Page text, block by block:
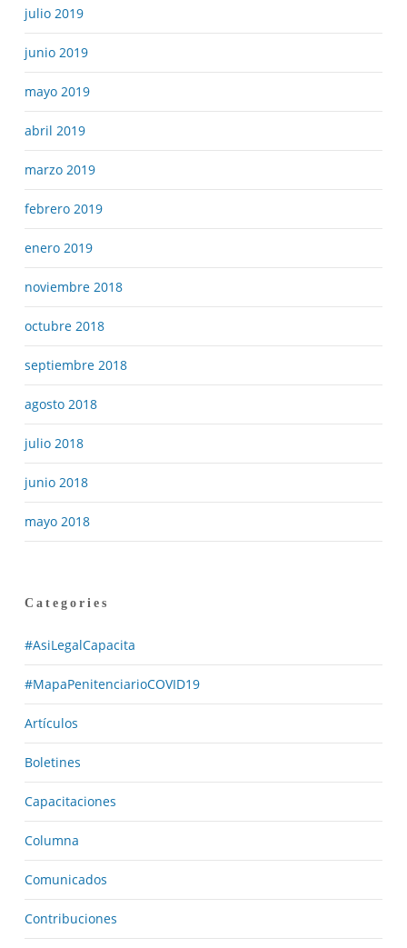
julio 2019
junio 2019
mayo 2019
abril 2019
marzo 2019
febrero 2019
enero 2019
noviembre 2018
octubre 2018
septiembre 2018
agosto 2018
julio 2018
junio 2018
mayo 2018
Categories
#AsiLegalCapacita
#MapaPenitenciarioCOVID19
Artículos
Boletines
Capacitaciones
Columna
Comunicados
Contribuciones